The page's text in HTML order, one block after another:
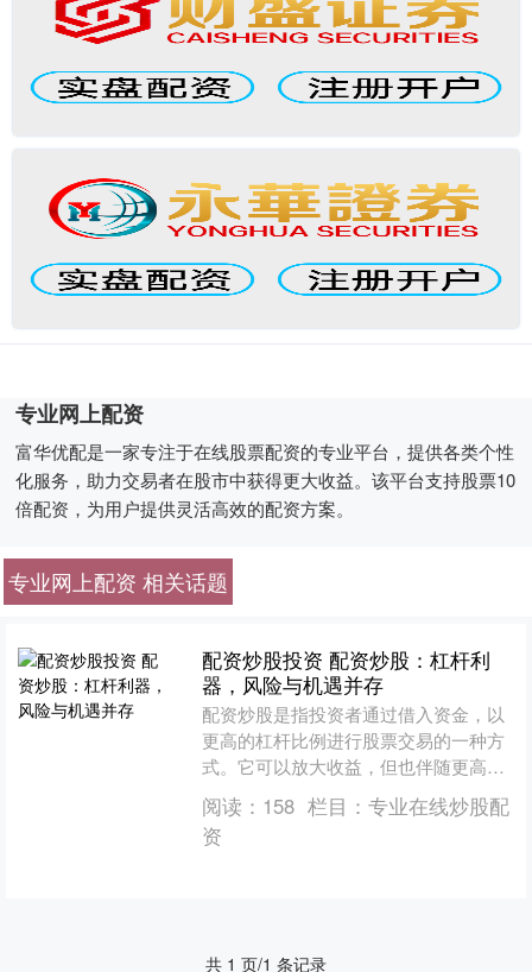
专业网上配资
富华优配是一家专注于在线股票配资的专业平台，提供各类个性
化服务，助力交易者在股市中获得更大收益。该平台支持股票10
倍配资，为用户提供灵活高效的配资方案。
专业网上配资 相关话题
配资炒股投资 配资炒股：杠杆利
器，风险与机遇并存
配资炒股是指投资者通过借入资金，以
更高的杠杆比例进行股票交易的一种方
式。它可以放大收益，但也伴随更高的
风险。 * **放大收益：**通过杠杆效应，
投资者可以放大....
阅读： 158 栏目： 专业在线炒股配
资
共 1 页/1 条记录